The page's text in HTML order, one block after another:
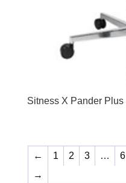
Sitness X Pander Plus
← 1 2 3 … 6
→